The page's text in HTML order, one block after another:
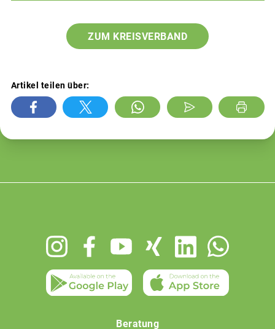
ZUM KREISVERBAND
Artikel teilen über:
Beratung